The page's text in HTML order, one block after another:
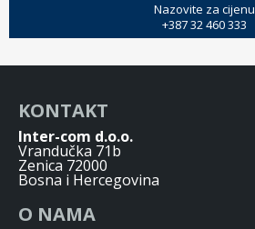
Nazovite za cijenu
+387 32 460 333
KONTAKT
Inter-com d.o.o.
Vrandučka 71b
Zenica 72000
Bosna i Hercegovina
O NAMA